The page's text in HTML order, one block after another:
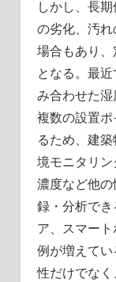
しかし、長
の劣化、汚
場合もあり
となる。最
み合わせた湿
複数の設置
るため、建
境モニタリ
濃度など他
録・分析で
ア、スマー
例が増えて
性だけでな